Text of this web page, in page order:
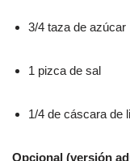
3/4 taza de azúcar
1 pizca de sal
1/4 de cáscara de
Opcional (versión